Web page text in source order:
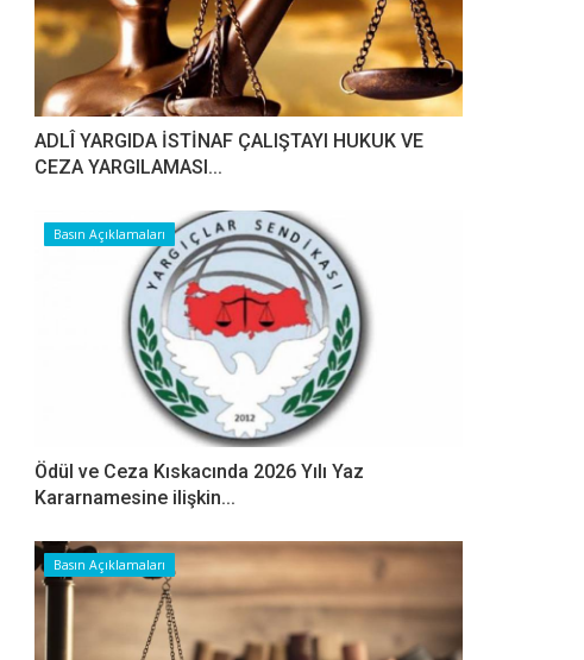
ADLÎ YARGIDA İSTİNAF ÇALIŞTAYI HUKUK VE
CEZA YARGILAMASI...
Basın Açıklamaları
Ödül ve Ceza Kıskacında 2026 Yılı Yaz
Kararnamesine ilişkin...
Basın Açıklamaları